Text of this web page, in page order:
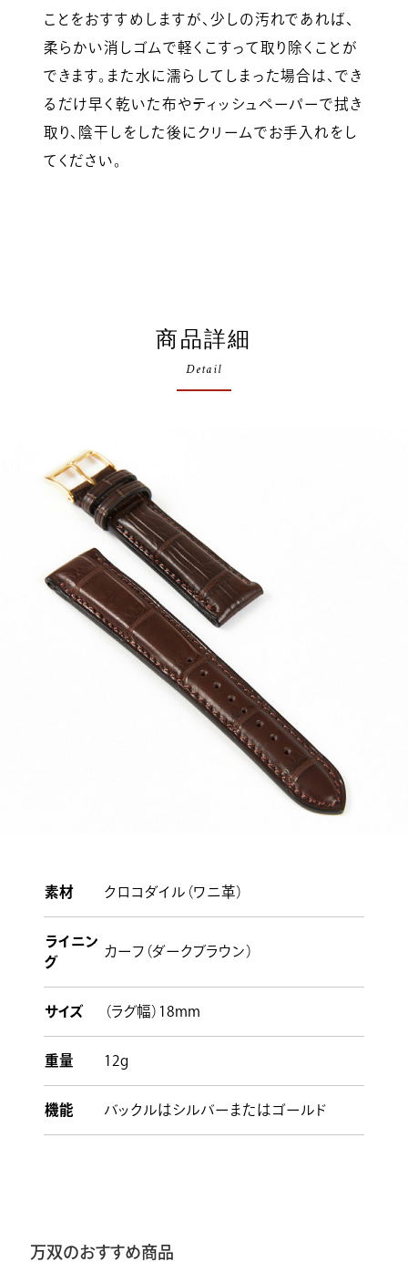
ことをおすすめしますが、少しの汚れであれば、
柔らかい消しゴムで軽くこすって取り除くことが
できます。また水に濡らしてしまった場合は、でき
るだけ早く乾いた布やティッシュペーパーで拭き
取り、陰干しをした後にクリームでお手入れをし
てください。
商品詳細
Detail
素材 クロコダイル（ワニ革）
ライニン
グ
カーフ（ダークブラウン）
サイズ （ラグ幅）18mm
重量 12g
機能 バックルはシルバーまたはゴールド
万双のおすすめ商品